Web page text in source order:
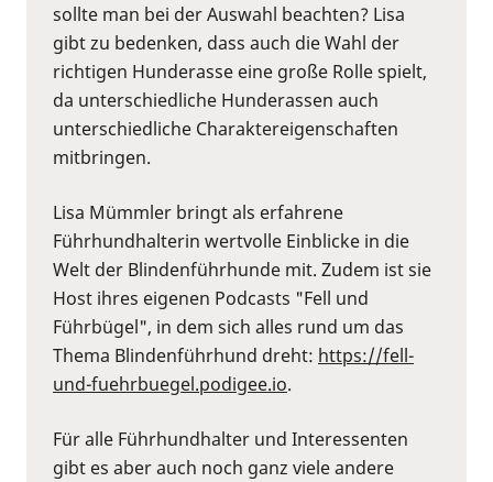
sollte man bei der Auswahl beachten? Lisa
gibt zu bedenken, dass auch die Wahl der
richtigen Hunderasse eine große Rolle spielt,
da unterschiedliche Hunderassen auch
unterschiedliche Charaktereigenschaften
mitbringen.
Lisa Mümmler bringt als erfahrene
Führhundhalterin wertvolle Einblicke in die
Welt der Blindenführhunde mit. Zudem ist sie
Host ihres eigenen Podcasts "Fell und
Führbügel", in dem sich alles rund um das
Thema Blindenführhund dreht: https://fell-
und-fuehrbuegel.podigee.io.
Für alle Führhundhalter und Interessenten
gibt es aber auch noch ganz viele andere